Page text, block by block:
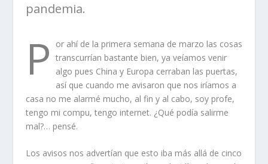
pandemia.
P
or ahí de la primera semana de marzo las cosas
transcurrían bastante bien, ya veíamos venir
algo pues China y Europa cerraban las puertas,
así que cuando me avisaron que nos iríamos a
casa no me alarmé mucho, al fin y al cabo, soy profe,
tengo mi compu, tengo internet. ¿Qué podía salirme
mal?… pensé.
Los avisos nos advertían que esto iba más allá de cinco